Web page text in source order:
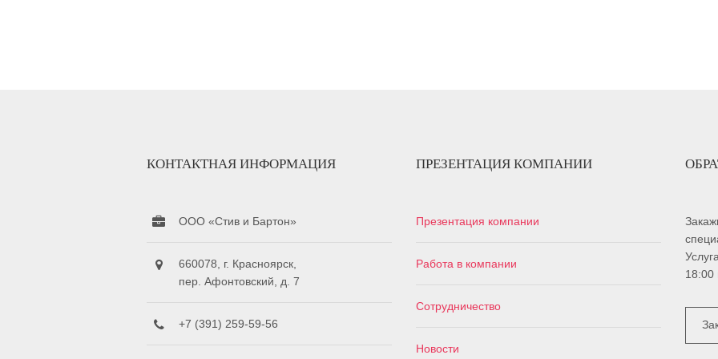
КОНТАКТНАЯ ИНФОРМАЦИЯ
ООО «Стив и Бартон»
660078, г. Красноярск,
пер. Афонтовский, д. 7
+7 (391) 259-59-56
ПРЕЗЕНТАЦИЯ КОМПАНИИ
Презентация компании
Работа в компании
Сотрудничество
Новости
18:00